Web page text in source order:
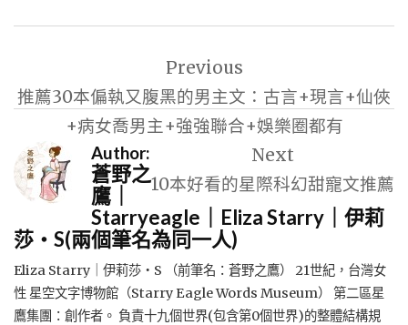
導
覽
Previous
推薦30本偏執又腹黑的男主文：古言+現言+仙俠
+病女喬男主+強強聯合+娛樂圈都有
Next
10本好看的星際科幻甜寵文推薦
Author:
蒼野之
鷹｜
Starryeagle｜Eliza Starry｜伊莉
莎・S(兩個筆名為同一人)
Eliza Starry｜伊莉莎・S （前筆名：蒼野之鷹） 21世紀，台灣女
性 星空文字博物館（Starry Eagle Words Museum） 第二區星
鷹集團：創作者。 負責十九個世界(包含第0個世界)的整體結構規